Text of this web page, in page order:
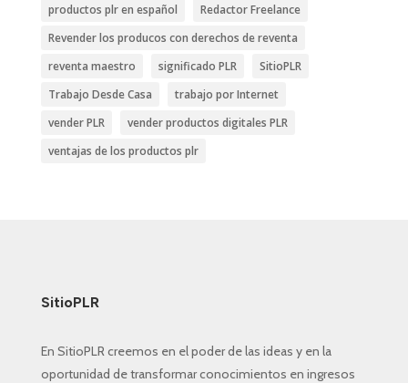
productos plr en español
Redactor Freelance
Revender los producos con derechos de reventa
reventa maestro
significado PLR
SitioPLR
Trabajo Desde Casa
trabajo por Internet
vender PLR
vender productos digitales PLR
ventajas de los productos plr
SitioPLR
En SitioPLR creemos en el poder de las ideas y en la
oportunidad de transformar conocimientos en ingresos